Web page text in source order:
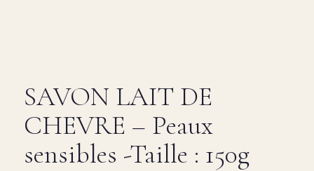
SAVON LAIT DE
CHEVRE – Peaux
sensibles -Taille : 150g